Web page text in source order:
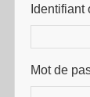
Identifiant
Mot de